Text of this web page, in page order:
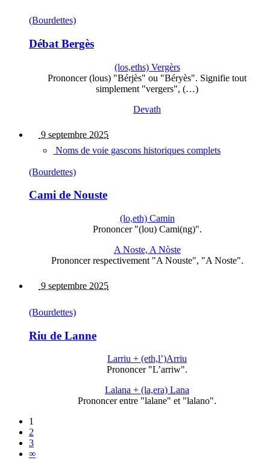
(Bourdettes)
Débat Bergès
(los,eths) Vergèrs
Prononcer (lous) "Bérjès" ou "Béryès". Signifie tout
simplement "vergers", (…)
Devath
9 septembre 2025
Noms de voie gascons historiques complets
(Bourdettes)
Cami de Nouste
(lo,eth) Camin
Prononcer "(lou) Cami(ng)".
A Noste, A Nòste
Prononcer respectivement "A Nouste", "A Noste".
9 septembre 2025
(Bourdettes)
Riu de Lanne
Larriu + (eth,l’)Arriu
Prononcer "L’arriw".
Lalana + (la,era) Lana
Prononcer entre "lalane" et "lalano".
1
2
3
∞